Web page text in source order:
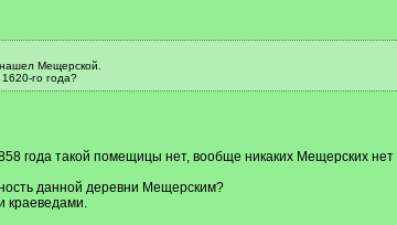
Мещерской.
го года?
года такой помещицы нет, вообще никаких Мещерских
данной деревни Мещерским?
краеведами.